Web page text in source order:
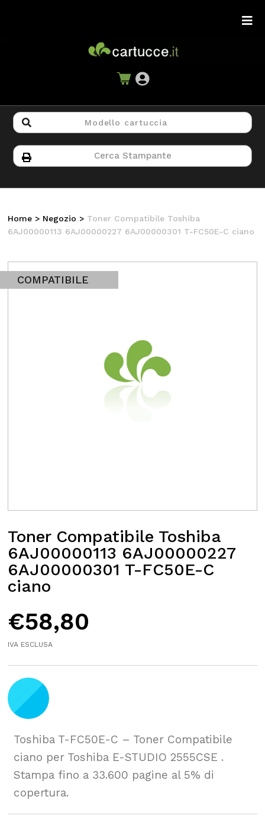
Home > Negozio > Toner Compatibile Toshiba
6AJ00000113 6AJ00000227 6AJ00000301 T-FC50E-C ciano
COMPATIBILE
Toner Compatibile Toshiba
6AJ00000113 6AJ00000227
6AJ00000301 T-FC50E-C
ciano
€58,80
IVA ESCLUSA
Toshiba T-FC50E-C – Toner Compatibile
ciano per Toshiba E-STUDIO 2555CSE .
Stampa fino a 33.600 pagine al 5% di
copertura.